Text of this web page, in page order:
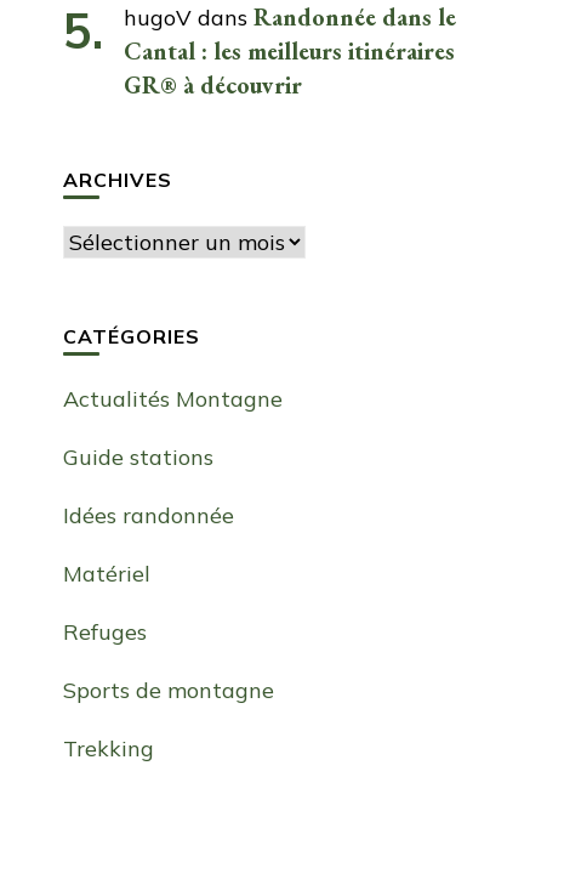
hugoVdans Randonnée dans le
Cantal : les meilleurs itinéraires
GR® à découvrir
ARCHIVES
Archives
CATÉGORIES
Actualités Montagne
Guide stations
Idées randonnée
Matériel
Refuges
Sports de montagne
Trekking